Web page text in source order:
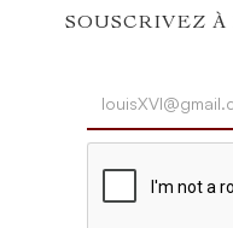
SOUSCRIVEZ